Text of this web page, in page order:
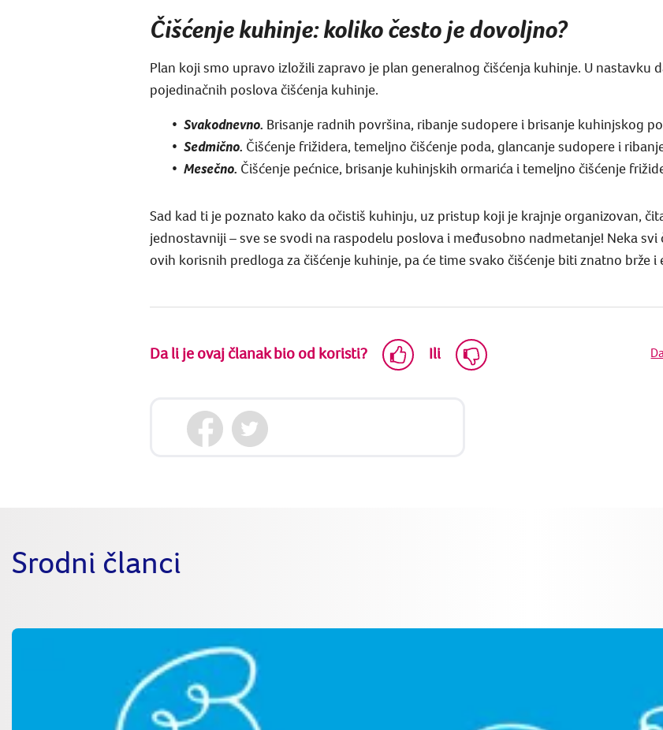
Čišćenje kuhinje: koliko često je dovoljno?
Plan koji smo upravo izložili zapravo je plan generalnog čišćenja kuhinje. U nastavku
pojedinačnih poslova čišćenja kuhinje.
Svakodnevno. Brisanje radnih površina, ribanje sudopere i brisanje kuhinjskog
Sedmično. Čišćenje frižidera, temeljno čišćenje poda, glancanje sudopere i
Mesečno. Čišćenje pećnice, brisanje kuhinjskih ormarića i temeljno čišćenje
Sad kad ti je poznato kako da očistiš kuhinju, uz pristup koji je krajnje organizovan,
jednostavniji – sve se svodi na raspodelu poslova i međusobno nadmetanje! Neka
ovih korisnih predloga za čišćenje kuhinje, pa će time svako čišćenje biti znatno brže i
Da li je ovaj članak bio od koristi? Ili
Srodni članci